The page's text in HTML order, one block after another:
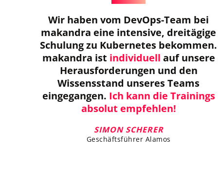
Wir haben vom DevOps-Team bei
makandra eine intensive, dreitägige
Schulung zu Kubernetes bekommen.
makandra ist individuell auf unsere
Herausforderungen und den
Wissensstand unseres Teams
eingegangen. Ich kann die Trainings
absolut empfehlen!
SIMON SCHERER
Geschäftsführer Alamos